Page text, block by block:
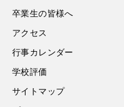
卒業生の皆様へ
アクセス
行事カレンダー
学校評価
サイトマップ